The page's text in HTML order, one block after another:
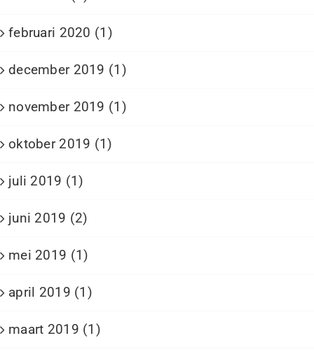
februari 2020 (1)
december 2019 (1)
november 2019 (1)
oktober 2019 (1)
juli 2019 (1)
juni 2019 (2)
mei 2019 (1)
april 2019 (1)
maart 2019 (1)